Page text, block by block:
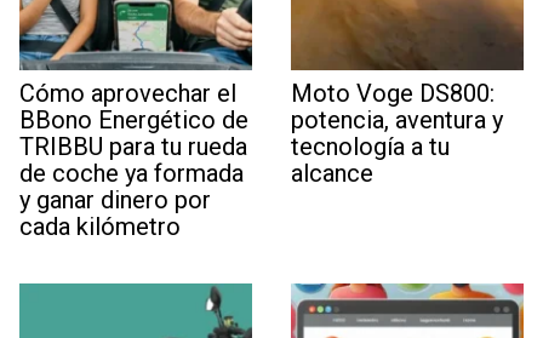
Cómo aprovechar el
BBono Energético de
TRIBBU para tu rueda
de coche ya formada
y ganar dinero por
cada kilómetro
Moto Voge DS800:
potencia, aventura y
tecnología a tu
alcance